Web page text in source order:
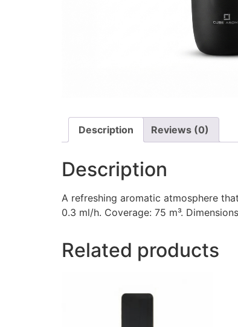
Description Reviews (0)
Description
A refreshing aromatic atmosphere
0.3 ml/h. Coverage: 75 m³.
Related products